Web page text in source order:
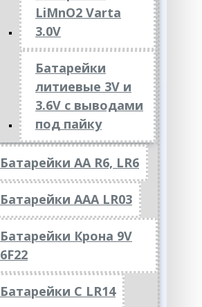
LiMnO2 Varta
3.0V
Батарейки
литиевые 3V и
3.6V с выводами
под пайку
Батарейки АА R6, LR6
Батарейки АAА LR03
Батарейки Крона 9V
6F22
Батарейки C LR14